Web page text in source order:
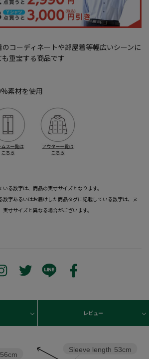
コーディネートや部屋着等幅広いシーンに
重宝する商品です
素材を使用
る数字は、商品の実寸サイズとなります。
数字あるいはお届けした商品タグに記載している数字は、ヌ
寸サイズと異なる場合がございます。
レビュー
Sleeve length 53cm
56cm